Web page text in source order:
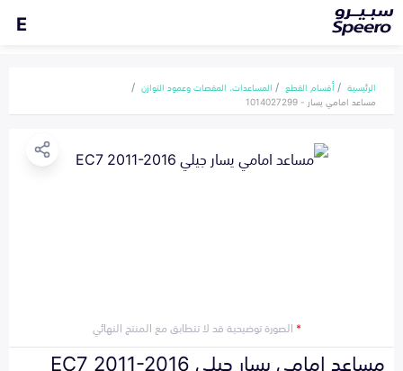
E
الرئيسية أقسام القطع
المساعدات، المقصات وعمود التوازن
مساعد امامي يسار - 1014027299
*الصورة توضيحية قد لا تتطابق مع المنتج النهائي
مساعد امامي يسار جيلي EC7 2011-2016